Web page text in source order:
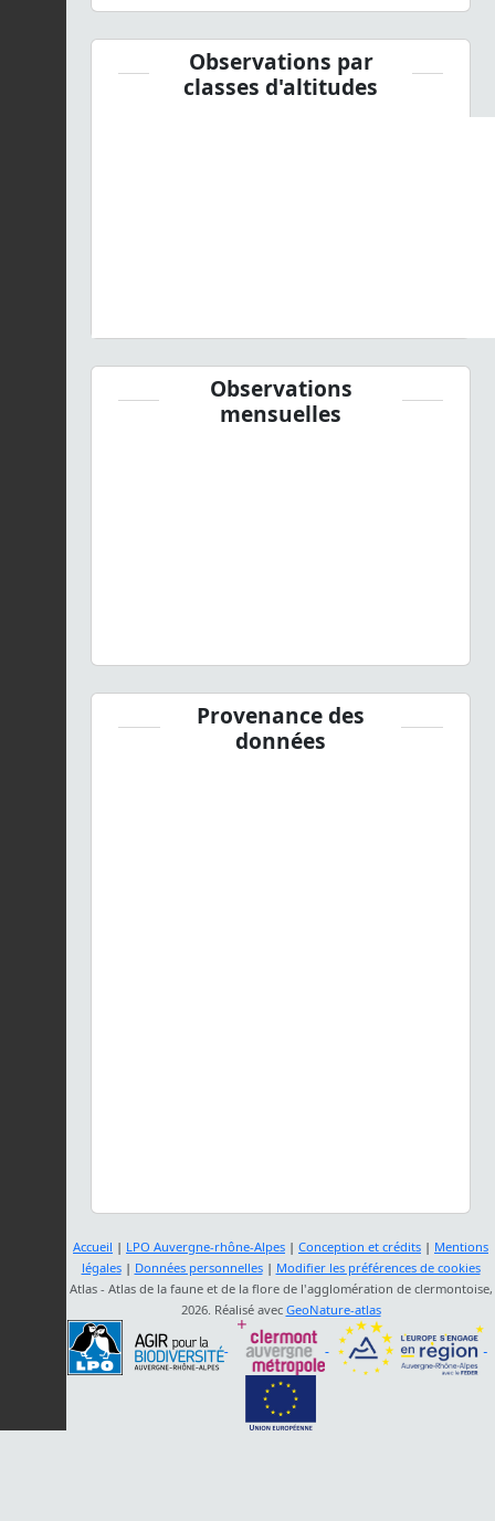
Observations par
classes d'altitudes
Observations
mensuelles
Provenance des
données
Accueil | LPO Auvergne-rhône-Alpes | Conception et crédits | Mentions
légales| Données personnelles| Modifier les préférences de cookies
Atlas - Atlas de la faune et de la flore de l'agglomération de clermontoise,
2026. Réalisé avec GeoNature-atlas